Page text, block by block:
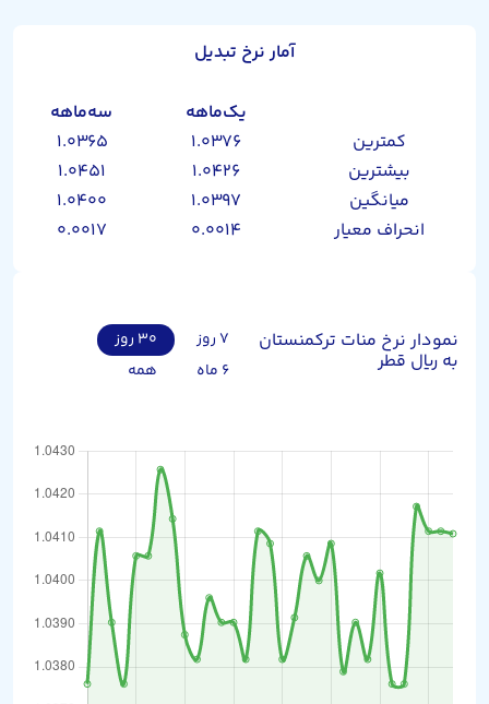
آمار نرخ تبدیل
یک‌ماهه
سه‌ماهه
کمترین
۱.۰۳۷۶
۱.۰۳۶۵
بیشترین
۱.۰۴۲۶
۱.۰۴۵۱
میانگین
۱.۰۳۹۷
۱.۰۴۰۰
انحراف معیار
۰.۰۰۱۴ ۰.۰۰۱۷
نمودار نرخ منات ترکمنستان
به ریال قطر
۷ روز
۳۰ روز
۶ ماه
همه